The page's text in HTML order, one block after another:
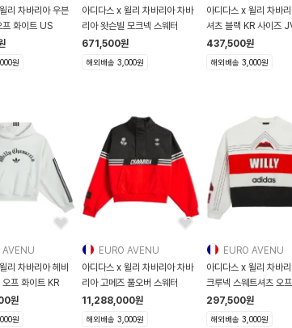
리 차바리아 우븐
트랙 자켓 오프 화이트 US
원
아디다스 x 윌리 차바리아 차바
리아 왓슨빌 모크넥 스웨터
671,500원
해외배송 3,000원
아디다스 x 윌리 차바
셔츠 블랙 KR 사이즈 JV8848
JV
437,500원
해외배송 3,000원
AVENU
리 차바리아 헤비
웨이트 후드 오프 화이트 KR
원
원
EURO AVENU
아디다스 x 윌리 차바리아 차바
리아 고메즈 풀오버 스웨터
11,288,000원
해외배송 3,000원
EURO AVENU
아디다스 x 윌리 차바
크루넥 스웨트셔츠 오
297,500원
해외배송 3,000원